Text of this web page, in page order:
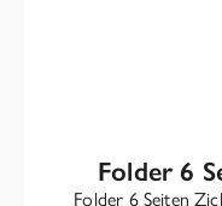
Folder 6
Folder 6 Seiten